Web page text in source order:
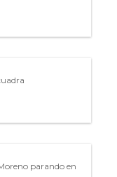
parando en